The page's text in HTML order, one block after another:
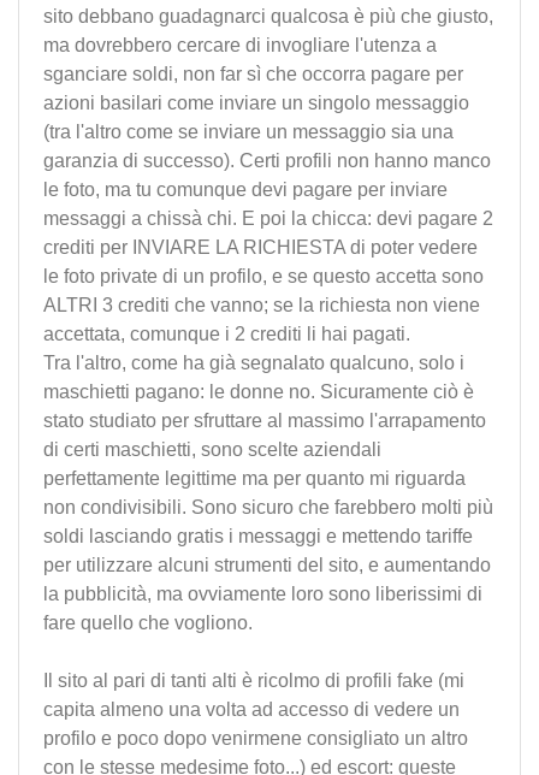
sito debbano guadagnarci qualcosa è più che giusto,
ma dovrebbero cercare di invogliare l'utenza a
sganciare soldi, non far sì che occorra pagare per
azioni basilari come inviare un singolo messaggio
(tra l'altro come se inviare un messaggio sia una
garanzia di successo). Certi profili non hanno manco
le foto, ma tu comunque devi pagare per inviare
messaggi a chissà chi. E poi la chicca: devi pagare 2
crediti per INVIARE LA RICHIESTA di poter vedere
le foto private di un profilo, e se questo accetta sono
ALTRI 3 crediti che vanno; se la richiesta non viene
accettata, comunque i 2 crediti li hai pagati.
Tra l'altro, come ha già segnalato qualcuno, solo i
maschietti pagano: le donne no. Sicuramente ciò è
stato studiato per sfruttare al massimo l'arrapamento
di certi maschietti, sono scelte aziendali
perfettamente legittime ma per quanto mi riguarda
non condivisibili. Sono sicuro che farebbero molti più
soldi lasciando gratis i messaggi e mettendo tariffe
per utilizzare alcuni strumenti del sito, e aumentando
la pubblicità, ma ovviamente loro sono liberissimi di
fare quello che vogliono.
Il sito al pari di tanti alti è ricolmo di profili fake (mi
capita almeno una volta ad accesso di vedere un
profilo e poco dopo venirmene consigliato un altro
con le stesse medesime foto...) ed escort: queste